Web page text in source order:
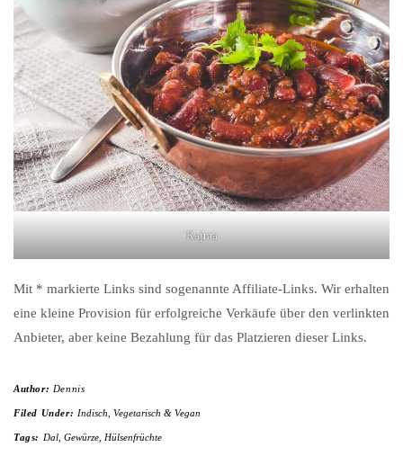
Rajma
Mit * markierte Links sind sogenannte Affiliate-Links. Wir erhalten
eine kleine Provision für erfolgreiche Verkäufe über den verlinkten
Anbieter, aber keine Bezahlung für das Platzieren dieser Links.
Author: Dennis
Filed Under: Indisch Vegetarisch & Vegan
Tags: Dal, Gewürze, Hülsenfrüchte